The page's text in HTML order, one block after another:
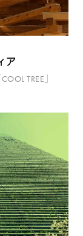
ア
TREE」